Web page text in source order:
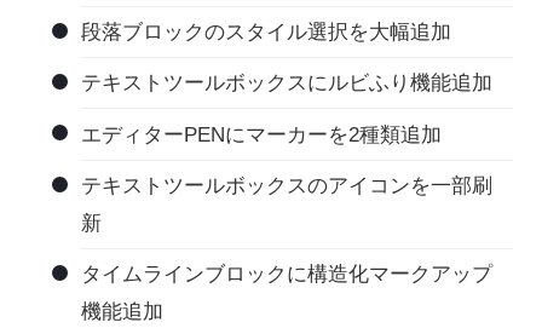
段落ブロックのスタイル選択を大幅追加
テキストツールボックスにルビふり機能追加
エディターPENにマーカーを2種類追加
テキストツールボックスのアイコンを一部刷
新
タイムラインブロックに構造化マークアップ
機能追加